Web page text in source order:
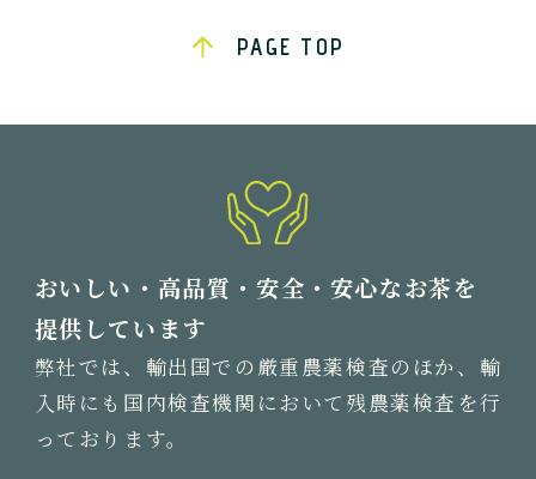
PAGE TOP
おいしい・高品質・安全・安心なお茶を
提供しています
弊社では、輸出国での厳重農薬検査のほか、輸
入時にも国内検査機関において残農薬検査を行
っております。